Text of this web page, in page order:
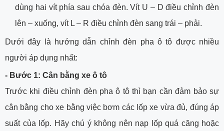
dùng hai vít phía sau chóa đèn. Vít U – D điều chỉnh đèn
lên – xuống, vít L – R điều chỉnh đèn sang trái – phải.
Dưới đây là hướng dẫn chỉnh đèn pha ô tô được nhiều
người áp dụng nhất:
- Bước 1: Cân bằng xe ô tô
Trước khi điều chỉnh đèn pha ô tô thì bạn cần đảm bảo sự
cân bằng cho xe bằng việc bơm các lốp xe vừa đủ, đúng áp
suất của lốp. Hãy chú ý không nên nạp lốp quá căng hoặc